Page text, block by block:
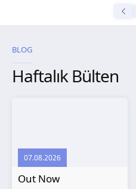
BLOG
Haftalık Bülten
07.08.2026
Out Now